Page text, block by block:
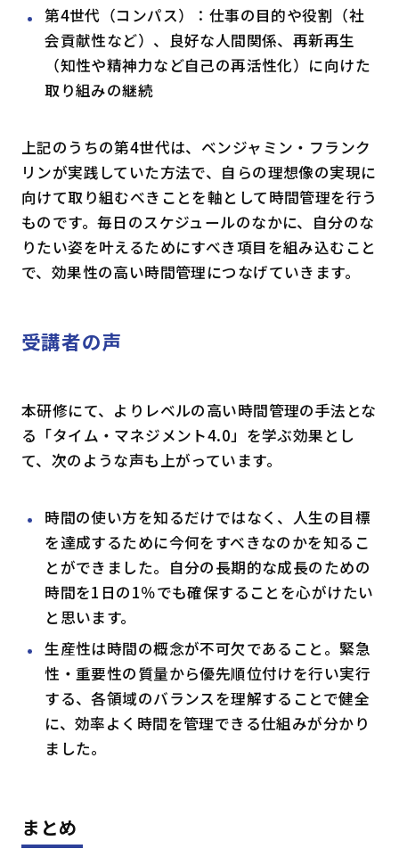
第4世代（コンパス）：仕事の目的や役割（社
会貢献性など）、良好な人間関係、再新再生
（知性や精神力など自己の再活性化）に向けた
取り組みの継続
上記のうちの第4世代は、ベンジャミン・フランク
リンが実践していた方法で、自らの理想像の実現に
向けて取り組むべきことを軸として時間管理を行う
ものです。毎日のスケジュールのなかに、自分のな
りたい姿を叶えるためにすべき項目を組み込むこと
で、効果性の高い時間管理につなげていきます。
受講者の声
本研修にて、よりレベルの高い時間管理の手法とな
る「タイム・マネジメント4.0」を学ぶ効果とし
て、次のような声も上がっています。
時間の使い方を知るだけではなく、人生の目標
を達成するために今何をすべきなのかを知るこ
とができました。自分の長期的な成長のための
時間を1 日の1％でも確保することを心がけたい
と思います。
生産性は時間の概念が不可欠であること。緊急
性・重要性の質量から優先順位付けを行い実行
する、各領域のバランスを理解することで健全
に、効率よく時間を管理できる仕組みが分かり
ました。
まとめ